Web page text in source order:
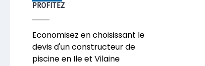
PROFITEZ
Economisez en choisissant le
devis d'un constructeur de
piscine en Ile et Vilaine